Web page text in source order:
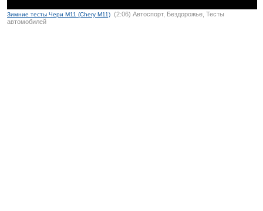
Зимние тесты Чери М11 (Chery M11) (2:06) Автоспорт, Бездорожье, Тесты
автомобилей